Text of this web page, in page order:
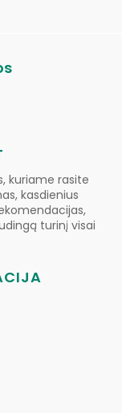
kuriame rasite
kasdienius
turinį visai